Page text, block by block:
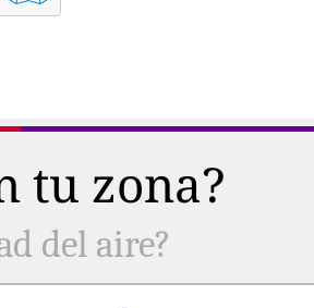
tu zona?
del aire?